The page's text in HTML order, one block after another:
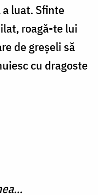
luat. Sfinte
roagă-te lui
de greşeli să
cu dragoste